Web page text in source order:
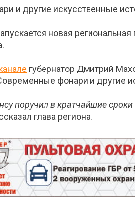
и другие искусственные
новая
губернатор Дмитрий
фонари и другие
поручил в кратчайшие
глава региона.